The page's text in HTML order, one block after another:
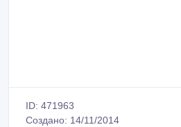
ID: 471963
Создано: 14/11/2014